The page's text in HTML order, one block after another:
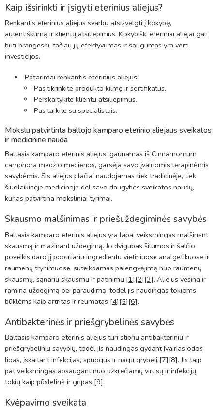
Kaip išsirinkti ir įsigyti eterinius aliejus?
Renkantis eterinius aliejus svarbu atsižvelgti į kokybę,
autentiškumą ir klientų atsiliepimus. Kokybiški eteriniai aliejai gali
būti brangesni, tačiau jų efektyvumas ir saugumas yra verti
investicijos.
Patarimai renkantis eterinius aliejus:
Pasitikrinkite produkto kilmę ir sertifikatus.
Perskaitykite klientų atsiliepimus.
Pasitarkite su specialistais.
Mokslu patvirtinta baltojo kamparo eterinio aliejaus sveikatos
ir medicininė nauda
Baltasis kamparo eterinis aliejus, gaunamas iš Cinnamomum
camphora medžio medienos, garsėja savo įvairiomis terapinėmis
savybėmis. Šis aliejus plačiai naudojamas tiek tradicinėje, tiek
šiuolaikinėje medicinoje dėl savo daugybės sveikatos naudų,
kurias patvirtina moksliniai tyrimai.
Skausmo malšinimas ir priešuždegiminės savybės
Baltasis kamparo eterinis aliejus yra labai veiksmingas malšinant
skausmą ir mažinant uždegimą. Jo dvigubas šilumos ir šalčio
poveikis daro jį populiariu ingredientu vietiniuose analgetikuose ir
raumenų trynimuose, suteikdamas palengvėjimą nuo raumenų
skausmų, sąnarių skausmų ir patinimų [1][2][3]. Aliejus vėsina ir
ramina uždegimą bei paraudimą, todėl jis naudingas tokioms
būklėms kaip artritas ir reumatas [4][5][6].
Antibakterinės ir priešgrybelinės savybės
Baltasis kamparo eterinis aliejus turi stiprių antibakterinių ir
priešgrybelinių savybių, todėl jis naudingas gydant įvairias odos
ligas, įskaitant infekcijas, spuogus ir nagų grybelį [7][8]. Jis taip
pat veiksmingas apsaugant nuo užkrečiamų virusų ir infekcijų,
tokių kaip pūslelinė ir gripas [9].
Kvėpavimo sveikata